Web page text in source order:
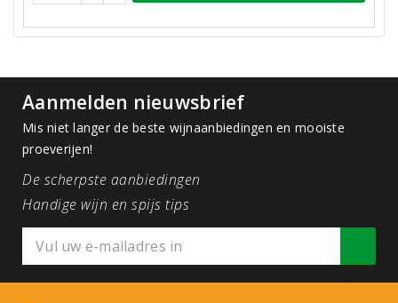
Aanmelden nieuwsbrief
Mis niet langer de beste wijnaanbiedingen en mooiste
proeverijen!
De scherpste aanbiedingen
Handige wijn en spijs tips